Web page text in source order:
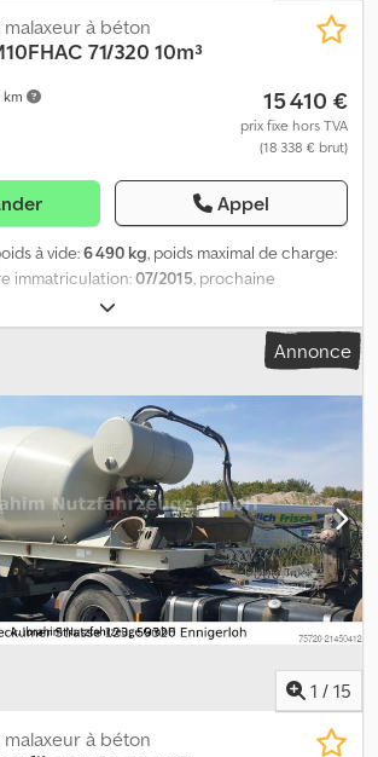
km
à béton
71/320 10m³
15 410 €
prix fixe hors TVA
(18 338 € brut)
Appel
à vide:6 490 kg, poids maximal de charge:
immatriculation:07/2015 , prochaine
, largeur totale:
de marche:33 000 kg,
Annonce
1 / 15
à béton